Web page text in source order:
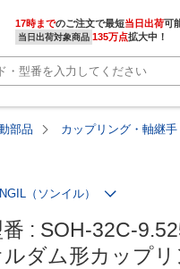
17時までのご注文で最短当日出荷
当日出荷対象商品 135万点拡大中！
部品 カップリング・軸継手
（ソンイル）
: SOH-32C-
ルダム形カップ